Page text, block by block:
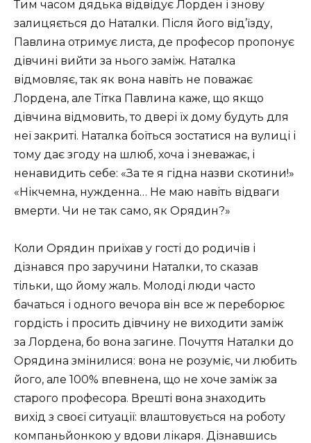
Тим часом дядька відвідує Лорден і знову
залицяється до Наталки. Після його від’їзду,
Павлина отримує листа, де професор пропонує
дівчині вийти за нього заміж. Наталка
відмовляє, так як вона навіть не поважає
Лордена, але Тітка Павлина каже, що якщо
дівчина відмовить, то двері їх дому будуть для
неї закриті. Наталка боїться зостатися на вулиці і
тому дає згоду на шлюб, хоча і зневажає, і
ненавидить себе: «За те я гідна назви скотини!»
«Нікчемна, нужденна… Не маю навіть відваги
вмерти. Чи не так само, як Орядин?»
Коли Орядин приїхав у гості до родичів і
дізнався про заручини Наталки, то сказав
тільки, що йому жаль. Молоді люди часто
бачаться і одного вечора він все ж переборює
гордість і просить дівчину не виходити заміж
за Лордена, бо вона загине. Почуття Наталки до
Орядина змінилися: вона не розуміє, чи любить
його, але 100% впевнена, що не хоче заміж за
старого професора. Врешті вона знаходить
вихід з своєї ситуації: влаштовується на роботу
компаньйонкою у вдови лікаря. Дізнавшись